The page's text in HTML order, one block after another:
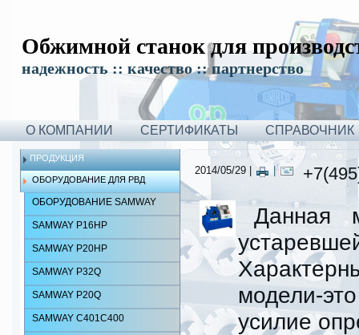
Обжимной станок для
надежность :: качество :: партнерство
О КОМПАНИИ СЕРТИФИКАТЫ СПРАВОЧНИК
ПРОДУКЦИЯ
ОБОРУДОВАНИЕ ДЛЯ РВД
ОБОРУДОВАНИЕ SAMWAY
SAMWAY P16HP
SAMWAY P20HP
SAMWAY P32Q
SAMWAY P20Q
SAMWAY C401C400
2014/05/29 |
Данная
модели-
усилие